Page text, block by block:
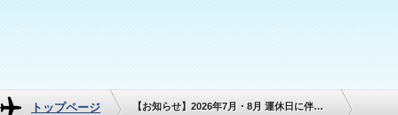
トップページ 【お知らせ】2026年7月・8月 運休日に伴う予約センターおよびカウンター営業時間変更について